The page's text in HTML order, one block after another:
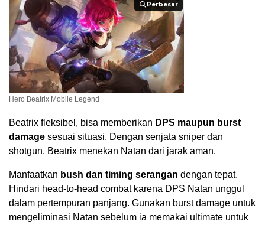
Perbesar
Perbesar
Hero Beatrix Mobile Legend
Beatrix fleksibel, bisa memberikan DPS maupun burst
damage sesuai situasi. Dengan senjata sniper dan
shotgun, Beatrix menekan Natan dari jarak aman.
Manfaatkan bush dan timing serangan dengan tepat.
Hindari head-to-head combat karena DPS Natan unggul
dalam pertempuran panjang. Gunakan burst damage untuk
mengeliminasi Natan sebelum ia memakai ultimate untuk